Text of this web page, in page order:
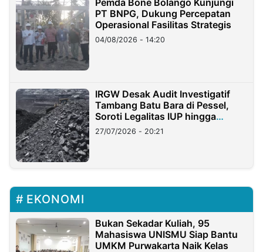
Pemda Bone Bolango Kunjungi
PT BNPG, Dukung Percepatan
Operasional Fasilitas Strategis
04/08/2026 - 14:20
IRGW Desak Audit Investigatif
Tambang Batu Bara di Pessel,
Soroti Legalitas IUP hingga
Stockpile
27/07/2026 - 20:21
EKONOMI
Bukan Sekadar Kuliah, 95
Mahasiswa UNISMU Siap Bantu
UMKM Purwakarta Naik Kelas